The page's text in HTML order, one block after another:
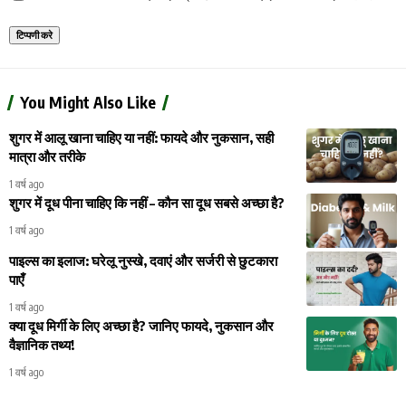
You Might Also Like
शुगर में आलू खाना चाहिए या नहीं: फायदे और नुकसान, सही
मात्रा और तरीके
1 वर्ष ago
शुगर में दूध पीना चाहिए कि नहीं – कौन सा दूध सबसे अच्छा है?
1 वर्ष ago
पाइल्स का इलाज: घरेलू नुस्खे, दवाएं और सर्जरी से छुटकारा
पाएँ
1 वर्ष ago
क्या दूध मिर्गी के लिए अच्छा है? जानिए फायदे, नुकसान और
वैज्ञानिक तथ्य!
1 वर्ष ago